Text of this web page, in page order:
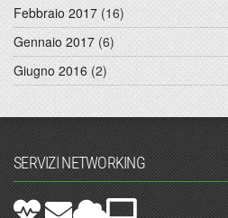
Febbraio 2017 (16)
Gennaio 2017 (6)
Giugno 2016 (2)
SERVIZI NETWORKING